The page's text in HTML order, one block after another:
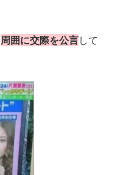
周囲に交際を公言して